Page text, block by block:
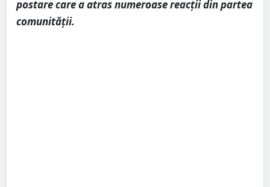
postare care a atras numeroase reacții din partea
comunității.